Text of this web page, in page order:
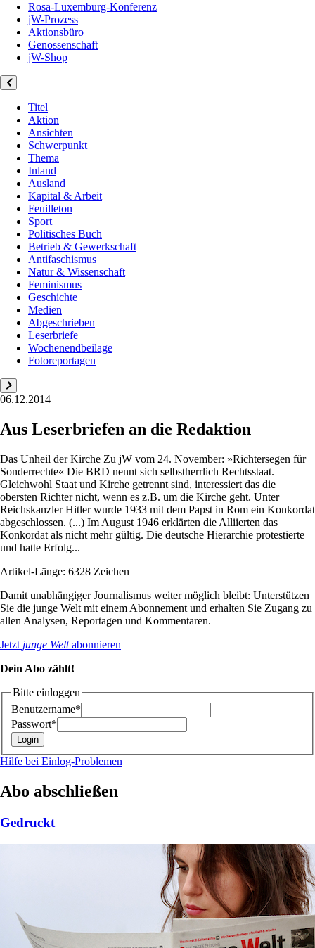
Rosa-Luxemburg-Konferenz
jW-Prozess
Aktionsbüro
Genossenschaft
jW-Shop
Titel
Aktion
Ansichten
Schwerpunkt
Thema
Inland
Ausland
Kapital & Arbeit
Feuilleton
Sport
Politisches Buch
Betrieb & Gewerkschaft
Antifaschismus
Natur & Wissenschaft
Feminismus
Geschichte
Medien
Abgeschrieben
Leserbriefe
Wochenendbeilage
Fotoreportagen
06.12.2014
Aus Leserbriefen an die Redaktion
Das Unheil der Kirche Zu jW vom 24. November: »Richtersegen für
Sonderrechte« Die BRD nennt sich selbstherrlich Rechtsstaat.
Gleichwohl Staat und Kirche getrennt sind, interessiert das die
obersten Richter nicht, wenn es z.B. um die Kirche geht. Unter
Reichskanzler Hitler wurde 1933 mit dem Papst in Rom ein Konkordat
abgeschlossen. (...) Im August 1946 erklärten die Alliierten das
Konkordat als nicht mehr gültig. Die deutsche Hierarchie protestierte
und hatte Erfolg...
Artikel-Länge: 6328 Zeichen
Damit unabhängiger Journalismus weiter möglich bleibt: Unterstützen
Sie die junge Welt mit einem Abonnement und erhalten Sie Zugang zu
allen Analysen, Reportagen und Kommentaren.
Jetzt junge Weltabonnieren
Dein Abo zählt!
Bitte einloggen
Benutzername*
Passwort*
Hilfe bei Einlog-Problemen
Abo abschließen
Gedruckt